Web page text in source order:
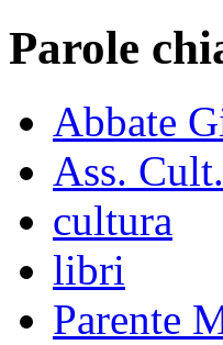
Parole
Abbate
Ass.
cultura
libri
Parente